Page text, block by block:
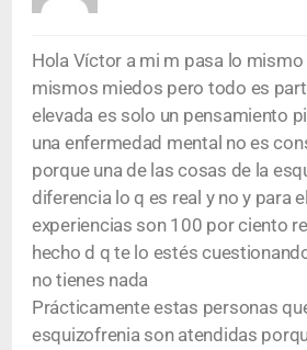
Hola Víctor a mi m pasa lo
mismos miedos pero todo es
elevada es solo un pensamiento
una enfermedad mental no es
porque una de las cosas de la
diferencia lo q es real y no y para
experiencias son 100 por ciento
hecho d q te lo estés
no tienes nada
Prácticamente estas personas
esquizofrenia son atendidas